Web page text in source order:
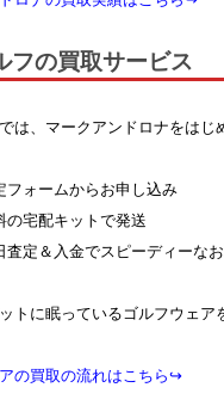
フの買取サービス
は、マークアンドロナをは
フォームからお申し込み
の宅配キットで発送
査定＆入金でスピーディーな
ットに眠っているゴルフウェ
の買取の流れはこちら↪